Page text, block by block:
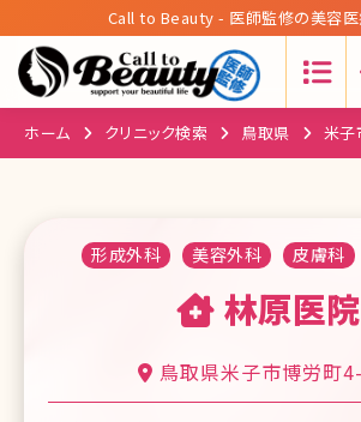
Call to Beauty - 医師監修の美容医
ホーム クリニック検索 鳥取県 米子
形成外科 美容外科 皮膚科
林原医院
鳥取県米子市博労町